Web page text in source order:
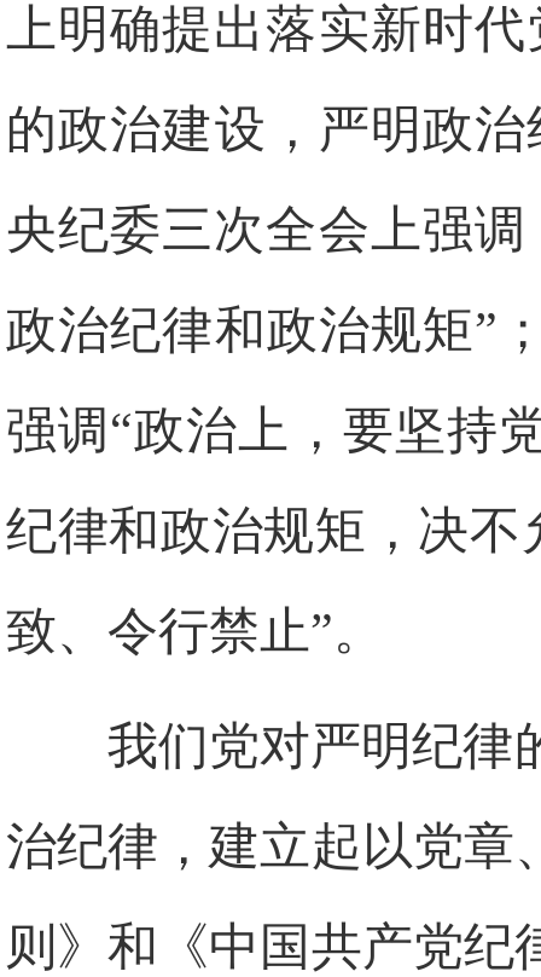
上明确提出落实新时
的政治建设，严明政
央纪委三次全会上强
政治纪律和政治规矩”
强调“政治上，要坚持
纪律和政治规矩，决不
致、令行禁止”。
我们党对严明纪律
治纪律，建立起以党章
则》和《中国共产党纪